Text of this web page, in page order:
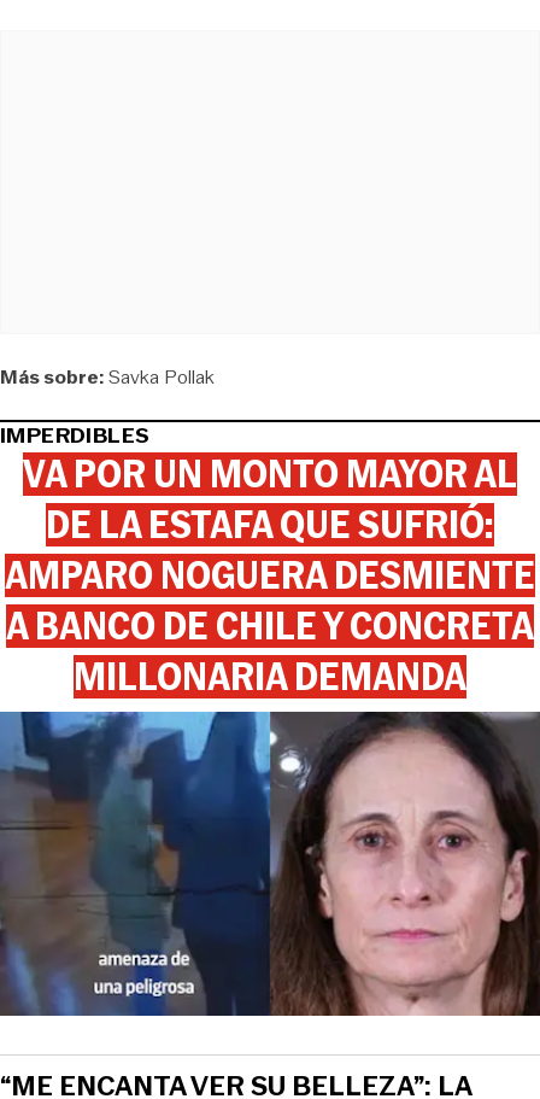
Más sobre:Savka Pollak
IMPERDIBLES
VA POR UN MONTO MAYOR AL
DE LA ESTAFA QUE SUFRIÓ:
AMPARO NOGUERA DESMIENTE
A BANCO DE CHILE Y CONCRETA
MILLONARIA DEMANDA
“ME ENCANTA VER SU BELLEZA”: LA